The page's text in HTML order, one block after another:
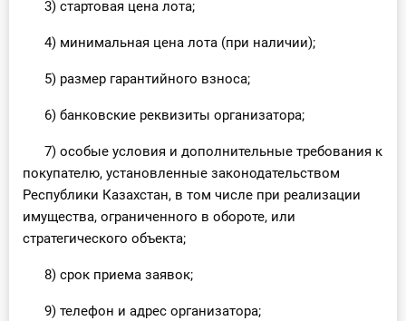
3) стартовая цена лота;
4) минимальная цена лота (при наличии);
5) размер гарантийного взноса;
6) банковские реквизиты организатора;
7) особые условия и дополнительные требования к
покупателю, установленные законодательством
Республики Казахстан, в том числе при реализации
имущества, ограниченного в обороте, или
стратегического объекта;
8) срок приема заявок;
9) телефон и адрес организатора;